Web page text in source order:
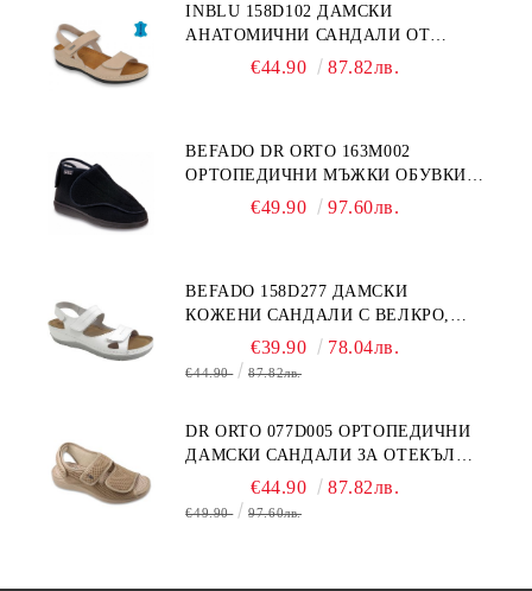
INBLU 158D102 ДАМСКИ
АНАТОМИЧНИ САНДАЛИ ОТ
ЕСТЕСТВЕНА КОЖА, БЕЖОВИ
€44.90 87.82лв.
BEFADO DR ORTO 163M002
ОРТОПЕДИЧНИ МЪЖКИ ОБУВКИ
ЗА ГИПСИРАН ИЛИ СВРЪХ
€49.90 97.60лв.
BEFADO 158D277 ДАМСКИ
КОЖЕНИ САНДАЛИ С ВЕЛКРО,
€39.90 78.04лв.
€44.90 87.82лв.
DR ORTO 077D005 ОРТОПЕДИЧНИ
ДАМСКИ САНДАЛИ ЗА ОТЕКЪЛ
КРАК, БЕЖОВИ
€44.90 87.82лв.
€49.90 97.60лв.